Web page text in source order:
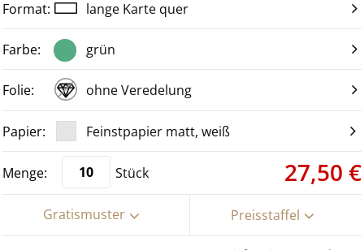
lange Karte quer
grün
ohne Veredelung
Feinstpapier matt, weiß
Stück 27,50 €
Gratismuster Preisstaffel